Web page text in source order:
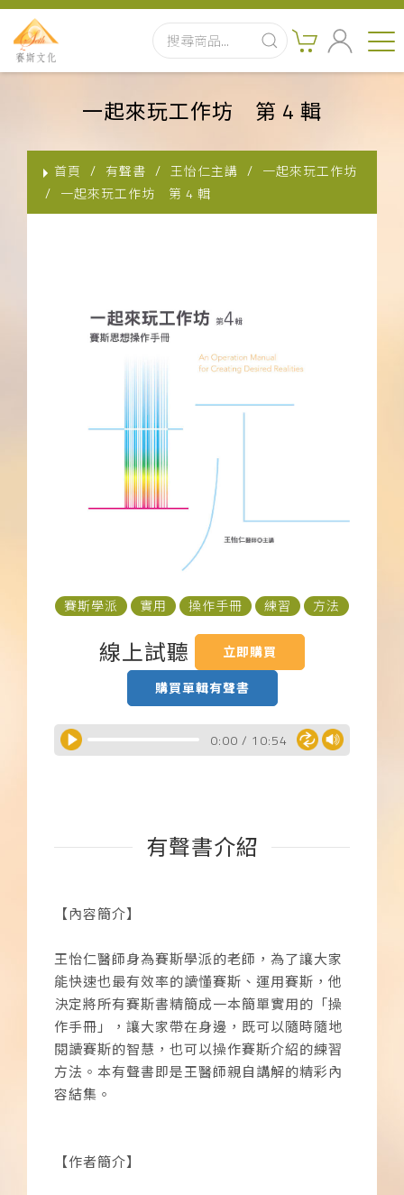
實體出版品
關於我們
聯絡客服
常見問題
一起來玩工作坊 第 4 輯
首頁 有聲書 王怡仁主講
一起來玩工作坊
一起來玩工作坊 第 4 輯
賽斯學派 實用 操作手冊 練習 方法
線上試聽
立即購買
購買單輯有聲書
0:00 / 10:54
有聲書介紹
【內容簡介】
王怡仁醫師身為賽斯學派的老師，為了讓大家
能快速也最有效率的讀懂賽斯、運用賽斯，他
決定將所有賽斯書精簡成一本簡單實用的「操
作手冊」，讓大家帶在身邊，既可以隨時隨地
閱讀賽斯的智慧，也可以操作賽斯介紹的練習
方法。本有聲書即是王醫師親自講解的精彩內
容結集。
【作者簡介】